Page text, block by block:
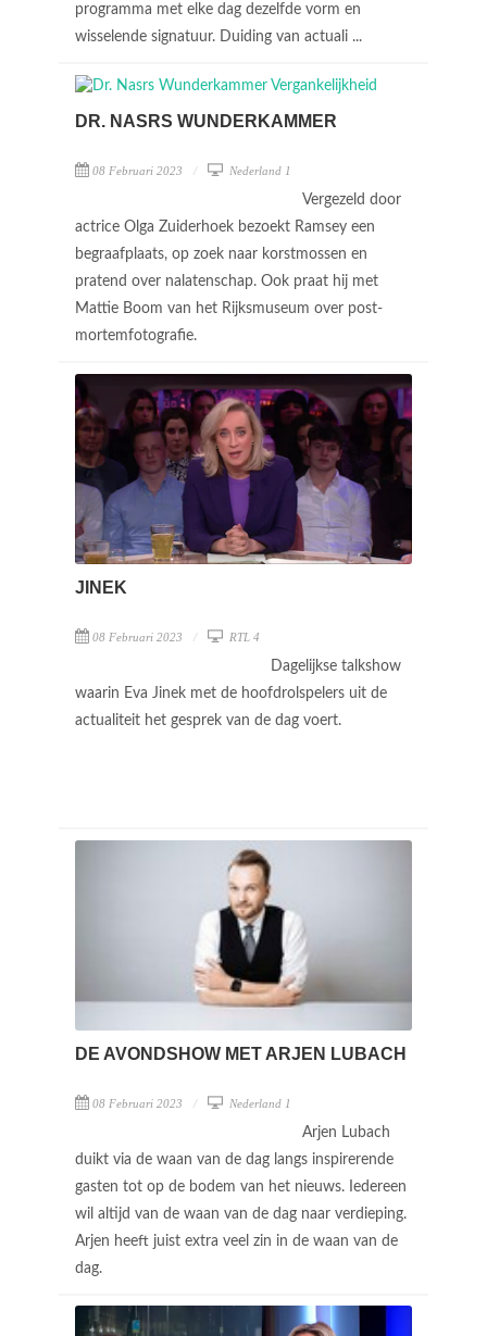
programma met elke dag dezelfde vorm en
wisselende signatuur. Duiding van actuali ...
DR. NASRS WUNDERKAMMER
08 Februari 2023 Nederland 1
Vergezeld door
actrice Olga Zuiderhoek bezoekt Ramsey een
begraafplaats, op zoek naar korstmossen en
pratend over nalatenschap. Ook praat hij met
Mattie Boom van het Rijksmuseum over post-
mortemfotografie.
JINEK
08 Februari 2023 RTL 4
Dagelijkse talkshow
waarin Eva Jinek met de hoofdrolspelers uit de
actualiteit het gesprek van de dag voert.
DE AVONDSHOW MET ARJEN LUBACH
08 Februari 2023 Nederland 1
Arjen Lubach
duikt via de waan van de dag langs inspirerende
gasten tot op de bodem van het nieuws. Iedereen
wil altijd van de waan van de dag naar verdieping.
Arjen heeft juist extra veel zin in de waan van de
dag.